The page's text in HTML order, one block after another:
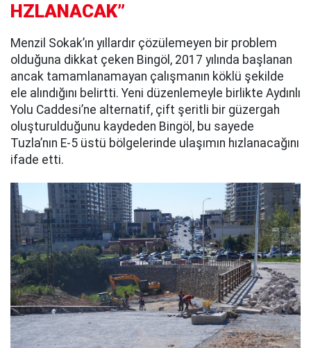
HZLANACAK”
Menzil Sokak’ın yıllardır çözülemeyen bir problem
olduğuna dikkat çeken Bingöl, 2017 yılında başlanan
ancak tamamlanamayan çalışmanın köklü şekilde
ele alındığını belirtti. Yeni düzenlemeyle birlikte Aydınlı
Yolu Caddesi’ne alternatif, çift şeritli bir güzergah
oluşturulduğunu kaydeden Bingöl, bu sayede
Tuzla’nın E-5 üstü bölgelerinde ulaşımın hızlanacağını
ifade etti.